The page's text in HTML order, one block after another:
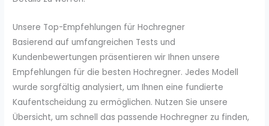
Unsere Top-Empfehlungen für Hochregner
Basierend auf umfangreichen Tests und
Kundenbewertungen präsentieren wir Ihnen unsere
Empfehlungen für die besten Hochregner. Jedes Modell
wurde sorgfältig analysiert, um Ihnen eine fundierte
Kaufentscheidung zu ermöglichen. Nutzen Sie unsere
Übersicht, um schnell das passende Hochregner zu finden,